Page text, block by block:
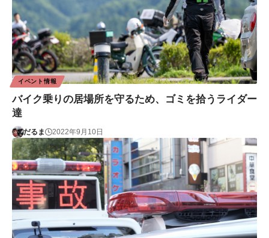
イベント情報
バイク乗りの居場所を守るため、ゴミを拾うライダー
達
だるま 2022年9月10日